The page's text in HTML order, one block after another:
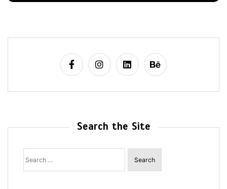
Search the Site
Search
for: